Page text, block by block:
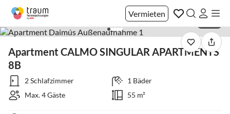
Vermieten
Apartment CALMO SINGULAR APARTMENTS
8B
2 Schlafzimmer
1 Bäder
Max. 4 Gäste
55 m²